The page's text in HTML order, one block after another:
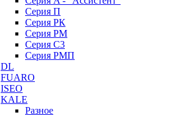
Серия П
Серия РК
Серия РМ
Серия С3
Серия РМП
DL
FUARO
ISEO
KALE
Разное